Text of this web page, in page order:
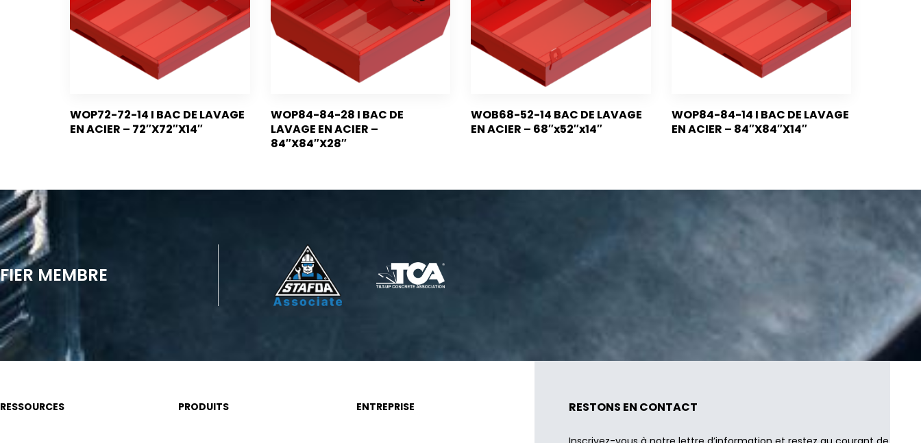
WOP72-72-14 I BAC DE LAVAGE
EN ACIER – 72″X72″X14″
WOP84-84-28 I BAC DE
LAVAGE EN ACIER –
84″X84″X28″
WOB68-52-14 BAC DE LAVAGE
EN ACIER – 68″x52″x14″
WOP84-84-14 I BAC DE LAVAGE
EN ACIER – 84″X84″X14″
FIER MEMBRE
RESSOURCES PRODUITS ENTREPRISE RESTONS EN CONTACT